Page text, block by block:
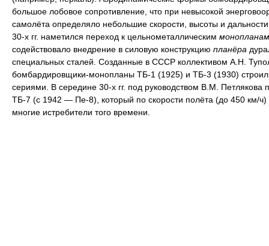
большое лобовое сопротивление, что при невысокой
самолёта определяло небольшие скорости, высоты и
30-х гг. наметился переход к цельнометаллическим
содействовало внедрение в силовую конструкцию планёра
специальных сталей. Созданные в СССР коллективом А.Н.
бомбардировщики-монопланы ТБ-1 (1925) и ТБ-3 (1930)
сериями. В середине 30-х гг. под руководством В.М. Петлякова
ТБ-7 (с 1942 — Пе-8), который по скорости полёта (до 450 км/ч)
многие истребители того времени.